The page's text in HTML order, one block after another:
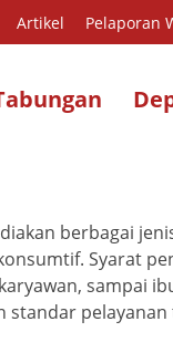
Artikel Pelaporan
berbagai
Syarat
sampai